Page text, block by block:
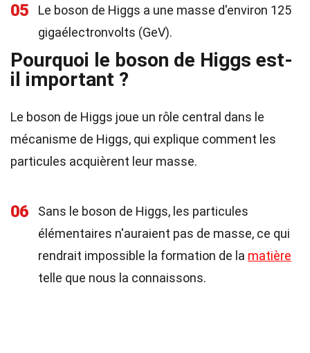
05
Le boson de Higgs a une masse d'environ 125
gigaélectronvolts (GeV).
Pourquoi le boson de Higgs est-
il important ?
Le boson de Higgs joue un rôle central dans le
mécanisme de Higgs, qui explique comment les
particules acquièrent leur masse.
06
Sans le boson de Higgs, les particules
élémentaires n'auraient pas de masse, ce qui
rendrait impossible la formation de la matière
telle que nous la connaissons.